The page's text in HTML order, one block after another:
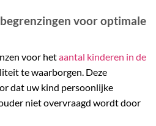
voor optimale
voor hetaantal kinderen in de
te waarborgen. Deze
dat uw kind persoonlijke
niet overvraagd wordt door